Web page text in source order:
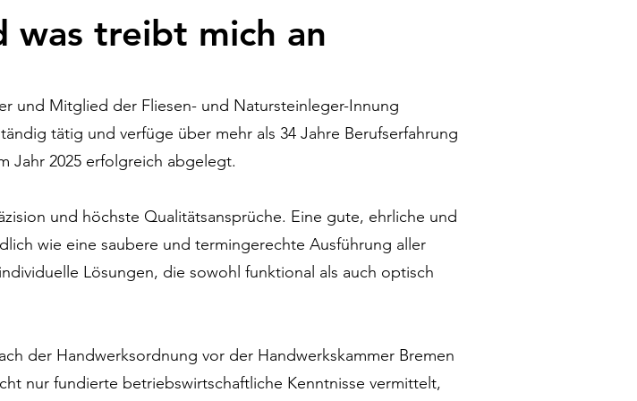
was treibt mich an
und Mitglied der Fliesen- und Natursteinleger-Innung
tätig und verfüge über mehr als 34 Jahre Berufserfahrung
Jahr 2025 erfolgreich abgelegt.
und höchste Qualitätsansprüche. Eine gute, ehrliche und
wie eine saubere und termingerechte Ausführung aller
Lösungen, die sowohl funktional als auch optisch
der Handwerksordnung vor der Handwerkskammer Bremen
nur fundierte betriebswirtschaftliche Kenntnisse vermittelt,